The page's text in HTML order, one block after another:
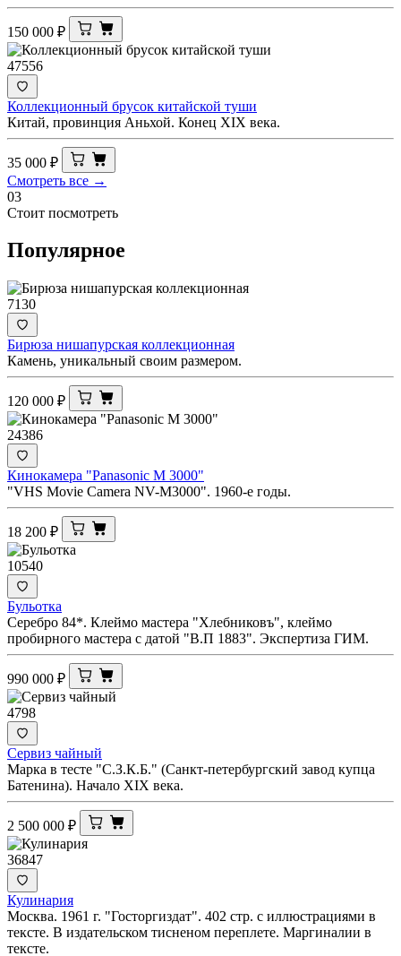
150 000 ₽
47556
Коллекционный брусок китайской туши
Китай, провинция Аньхой. Конец XIX века.
35 000 ₽
Смотреть все →
03
Стоит посмотреть
Популярное
7130
Бирюза нишапурская коллекционная
Камень, уникальный своим размером.
120 000 ₽
24386
Кинокамера "Panasonic M 3000"
"VHS Movie Camera NV-M3000". 1960-е годы.
18 200 ₽
10540
Бульотка
Серебро 84*. Клеймо мастера "Хлебниковъ", клеймо
пробирного мастера с датой "В.П 1883". Экспертиза ГИМ.
990 000 ₽
4798
Сервиз чайный
Марка в тесте "С.З.К.Б." (Санкт-петербургский завод купца
Батенина). Начало XIX века.
2 500 000 ₽
36847
Кулинария
Москва. 1961 г. "Госторгиздат". 402 стр. с иллюстрациями в
тексте. В издательском тисненом переплете. Маргиналии в
тексте.